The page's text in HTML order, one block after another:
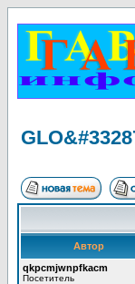
Автор
qkpcmjwnpfkacm
Посетитель